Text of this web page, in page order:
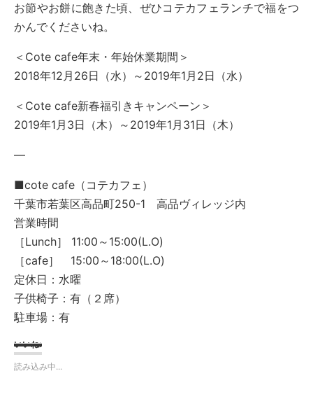
お節やお餅に飽きた頃、ぜひコテカフェランチで福をつ
かんでくださいね。
＜Cote cafe年末・年始休業期間＞
2018年12月26日（水）～2019年1月2日（水）
＜Cote cafe新春福引きキャンペーン＞
2019年1月3日（木）～2019年1月31日（木）
—
■cote cafe（コテカフェ）
千葉市若葉区高品町250-1 高品ヴィレッジ内
営業時間
［Lunch］ 11:00～15:00(L.O)
［cafe］ 15:00～18:00(L.O)
定休日：水曜
子供椅子：有（２席）
駐車場：有
いいね:
読み込み中...